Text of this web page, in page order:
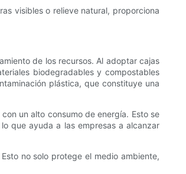
visibles o relieve natural, proporciona
de los recursos. Al adoptar cajas
biodegradables y compostables
plástica, que constituye una
un alto consumo de energía. Esto se
que ayuda a las empresas a alcanzar
no solo protege el medio ambiente,